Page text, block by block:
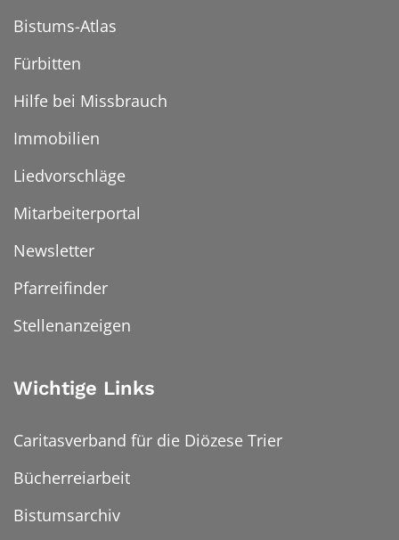
Bistums-Atlas
Fürbitten
Hilfe bei Missbrauch
Immobilien
Liedvorschläge
Mitarbeiterportal
Newsletter
Pfarreifinder
Stellenanzeigen
Wichtige Links
Caritasverband für die Diözese Trier
Bücherreiarbeit
Bistumsarchiv